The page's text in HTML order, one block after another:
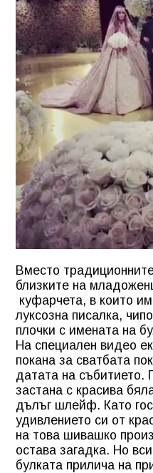
Вместо
близките на
куфарчета, в които
луксозна писалка,
плочки с имената на
На специален видео
покана за сватбата
датата на събитието.
застана с красива
дълъг шлейф. Като
удивлението си от
на това шивашко
остава загадка. Но
булката прилича на